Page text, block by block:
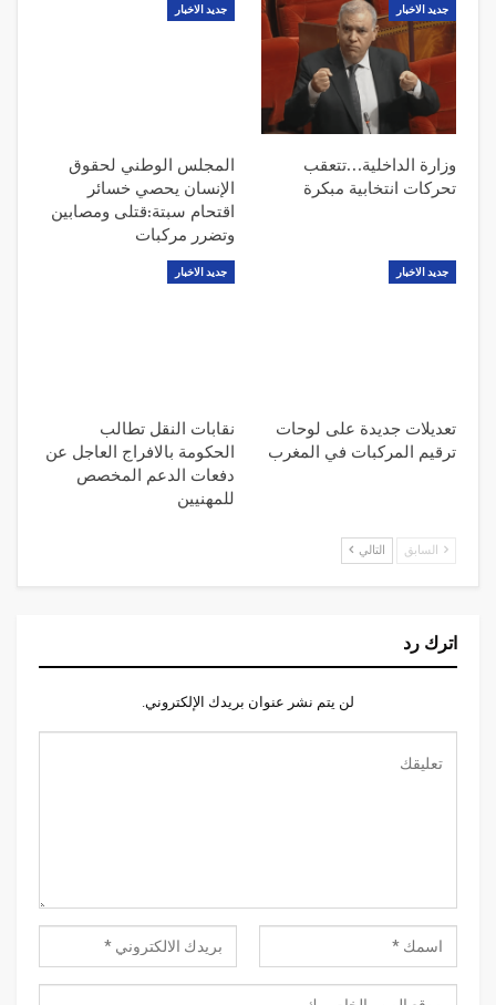
جديد الاخبار
وزارة الداخلية…تتعقب
تحركات انتخابية مبكرة
جديد الاخبار
المجلس الوطني لحقوق
الإنسان يحصي خسائر
اقتحام سبتة:قتلى ومصابين
وتضرر مركبات
جديد الاخبار
تعديلات جديدة على لوحات
ترقيم المركبات في المغرب
جديد الاخبار
نقابات النقل تطالب
الحكومة بالافراج العاجل عن
دفعات الدعم المخصص
للمهنيين
السابق التالي
اترك رد
لن يتم نشر عنوان بريدك الإلكتروني.